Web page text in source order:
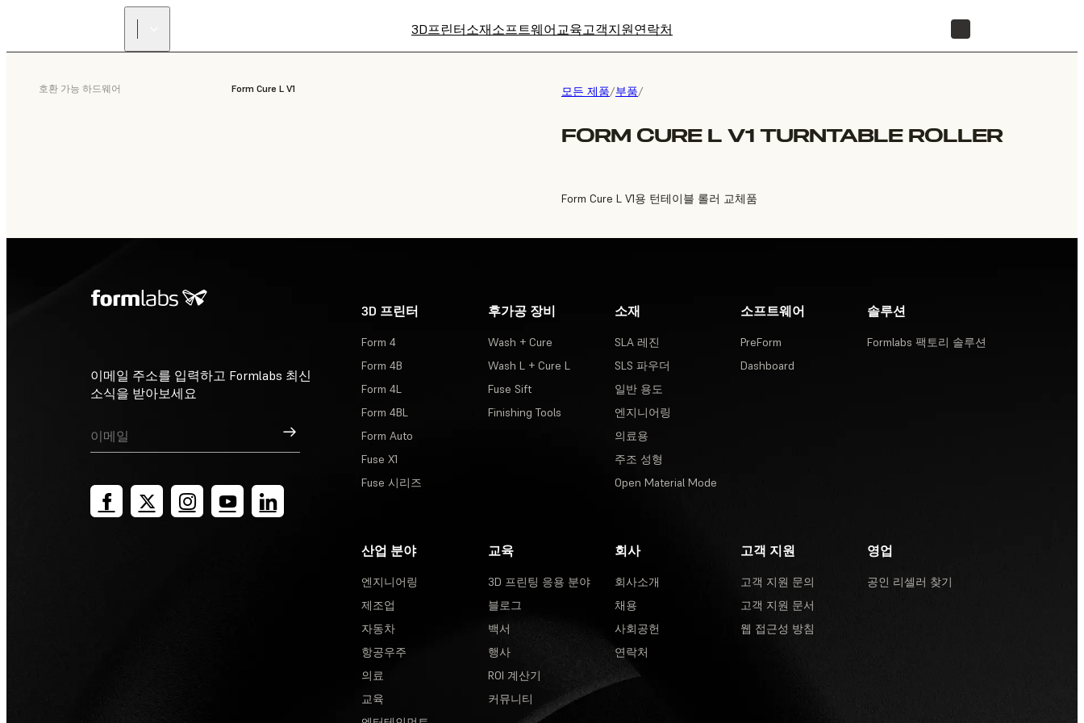
3D프린터소재소프트웨어교육고객지원연락처
모든 제품/부품/
FORM CURE L V1 TURNTABLE ROLLER
호환 가능 하드웨어 Form Cure L V1
Form Cure L V1용 턴테이블 롤러 교체품
이메일 주소를 입력하고 Formlabs 최신
소식을 받아보세요
가입
3D 프린터
Form 4
Form 4B
Form 4L
Form 4BL
Form Auto
Fuse X1
Fuse 시리즈
후가공 장비
Wash + Cure
Wash L + Cure L
Fuse Sift
Finishing Tools
소재
SLA 레진
SLS 파우더
일반 용도
엔지니어링
의료용
주조 성형
Open Material Mode
소프트웨어
PreForm
Dashboard
솔루션
Formlabs 팩토리 솔루션
산업 분야
엔지니어링
제조업
자동차
항공우주
의료
교육
교육
3D 프린팅 응용 분야
블로그
백서
행사
ROI 계산기
커뮤니티
회사
회사소개
채용
사회공헌
연락처
고객 지원
고객 지원 문의
고객 지원 문서
웹 접근성 방침
영업
공인 리셀러 찾기